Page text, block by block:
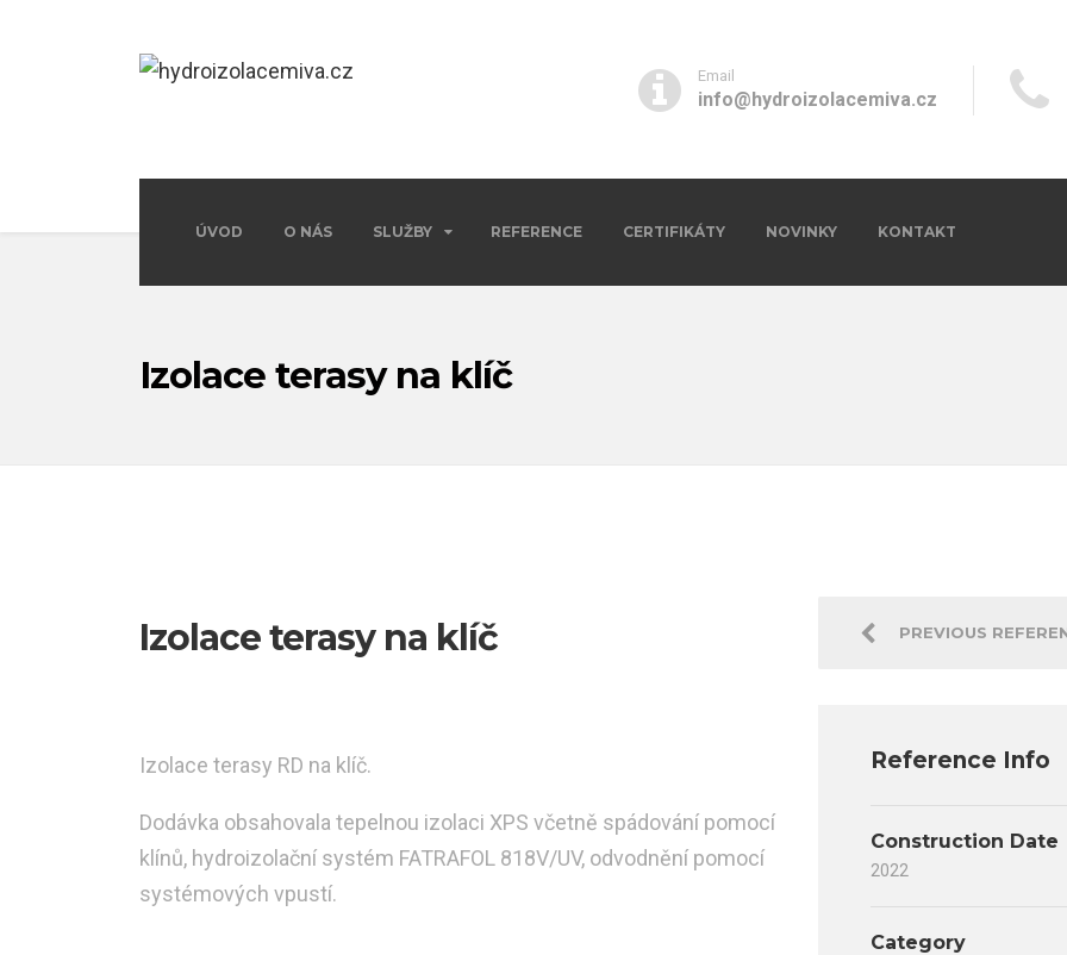
ÚVOD O NÁS SLUŽBY REFERENCE CERTIFIKÁTY NOVINKY KONTAKT
Email
info@hydroizolacemiva.cz
Izolace terasy na klíč
Izolace terasy na klíč
Izolace terasy RD na klíč.
Dodávka obsahovala tepelnou izolaci XPS včetně spádování pomocí
klínů, hydroizolační systém FATRAFOL 818V/UV, odvodnění pomocí
systémových vpustí.
PREVIOUS
Reference Info
Construction Date
2022
Category